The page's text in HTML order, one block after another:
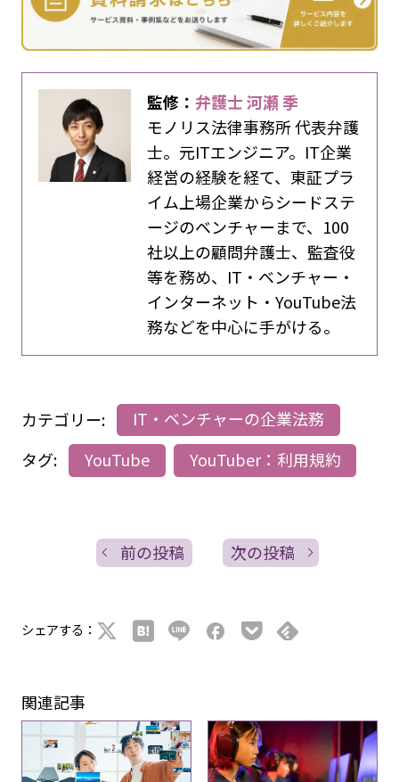
監修：弁護士 河瀬 季
モノリス法律事務所 代表弁護
士。元ITエンジニア。IT企業
経営の経験を経て、東証プラ
イム上場企業からシードステ
ージのベンチャーまで、100
社以上の顧問弁護士、監査役
等を務め、IT・ベンチャー・
インターネット・YouTube法
務などを中心に手がける。
カテゴリー:
IT・ベンチャーの企業法務
タグ:
YouTube YouTuber：利用規約
前の投稿 次の投稿
シェアする：
関連記事